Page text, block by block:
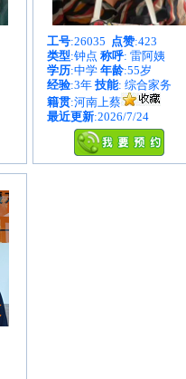
工号:26035 点赞:423
类型:钟点 称呼: 雷阿姨
学历:中学 年龄:55岁
经验:3年 技能: 综合家务
籍贯:河南上蔡
最近更新:2026/7/24